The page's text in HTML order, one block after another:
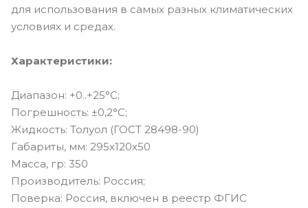
для использования в самых разных климатических
условиях и средах.
Характеристики:
Диапазон: +0..+25°C;
Погрешность: ±0,2°C;
Жидкость: Толуол (ГОСТ 28498-90)
Габариты, мм: 295х120х50
Масса, гр: 350
Производитель: Россия;
Поверка: Россия, включен в реестр ФГИС